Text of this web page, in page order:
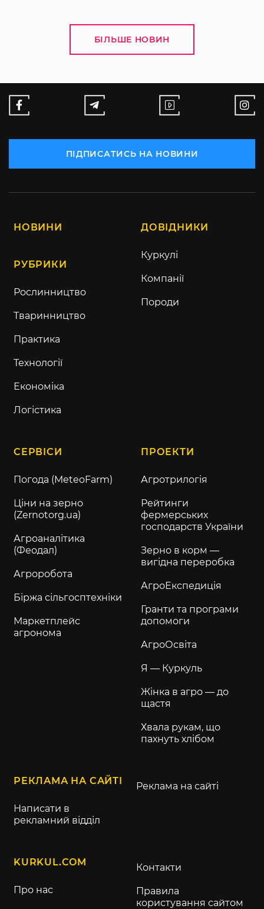
БІЛЬШЕ НОВИН
ПІДПИСАТИСЬ НА НОВИНИ
НОВИНИ
РУБРИКИ
Рослинництво
Тваринництво
Практика
Технології
Економіка
Логістика
ДОВІДНИКИ
Куркулі
Компанії
Породи
СЕРВІСИ
Погода (MeteoFarm)
Ціни на зерно
(Zernotorg.ua)
Агроаналітика
(Феодал)
Агроробота
Біржа сільгосптехніки
Маркетплейс
агронома
ПРОЕКТИ
Агротрилогія
Рейтинги
фермерських
господарств України
Зерно в корм —
вигідна переробка
АгроЕкспедиція
Гранти та програми
допомоги
АгроОсвіта
Я — Куркуль
Жінка в агро — до
щастя
Хвала рукам, що
пахнуть хлібом
РЕКЛАМА НА САЙТІ
Написати в
рекламний відділ
Реклама на сайті
KURKUL.COM
Про нас
Контакти
Правила
користування сайтом